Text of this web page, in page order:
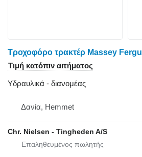
Τιμή κατόπιν αιτήματος
Υδραυλικά - διανομέας
Δανία, Hemmet
Chr. Nielsen - Tingheden A/S